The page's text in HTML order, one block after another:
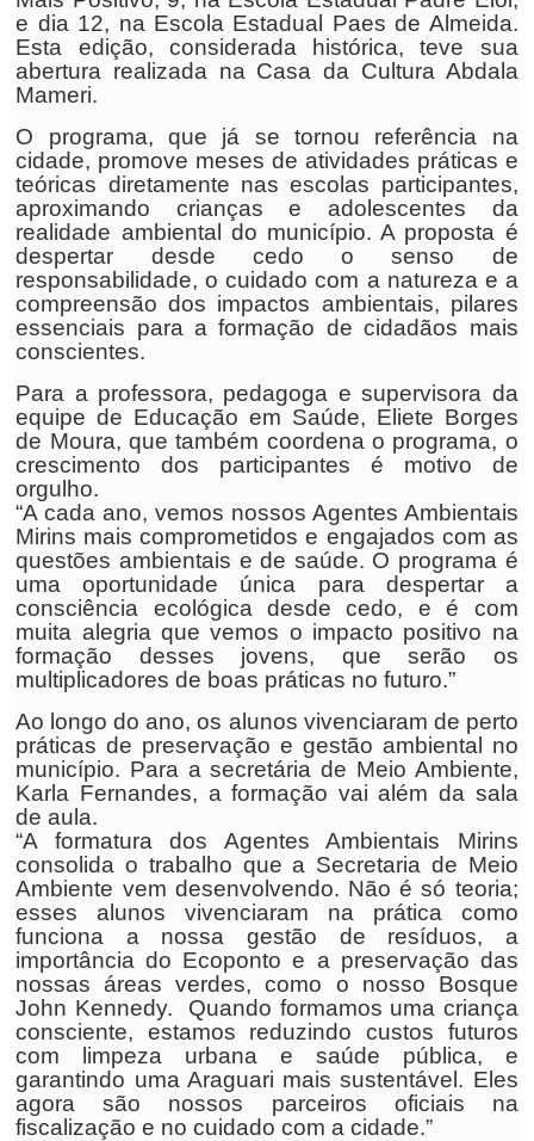
e dia 12, na Escola Estadual Paes de Almeida.
Esta edição, considerada histórica, teve sua
abertura realizada na Casa da Cultura Abdala
Mameri.
O programa, que já se tornou referência na
cidade, promove meses de atividades práticas e
teóricas diretamente nas escolas participantes,
aproximando crianças e adolescentes da
realidade ambiental do município. A proposta é
despertar desde cedo o senso de
responsabilidade, o cuidado com a natureza e a
compreensão dos impactos ambientais, pilares
essenciais para a formação de cidadãos mais
conscientes.
Para a professora, pedagoga e supervisora da
equipe de Educação em Saúde, Eliete Borges
de Moura, que também coordena o programa, o
crescimento dos participantes é motivo de
orgulho.
“A cada ano, vemos nossos Agentes Ambientais
Mirins mais comprometidos e engajados com as
questões ambientais e de saúde. O programa é
uma oportunidade única para despertar a
consciência ecológica desde cedo, e é com
muita alegria que vemos o impacto positivo na
formação desses jovens, que serão os
multiplicadores de boas práticas no futuro.”
Ao longo do ano, os alunos vivenciaram de perto
práticas de preservação e gestão ambiental no
município. Para a secretária de Meio Ambiente,
Karla Fernandes, a formação vai além da sala
de aula.
“A formatura dos Agentes Ambientais Mirins
consolida o trabalho que a Secretaria de Meio
Ambiente vem desenvolvendo. Não é só teoria;
esses alunos vivenciaram na prática como
funciona a nossa gestão de resíduos, a
importância do Ecoponto e a preservação das
nossas áreas verdes, como o nosso Bosque
John Kennedy. Quando formamos uma criança
consciente, estamos reduzindo custos futuros
com limpeza urbana e saúde pública, e
garantindo uma Araguari mais sustentável. Eles
agora são nossos parceiros oficiais na
fiscalização e no cuidado com a cidade.”